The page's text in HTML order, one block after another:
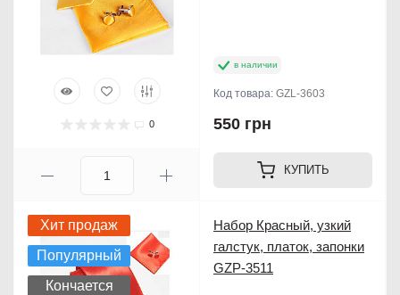
0
в наличии
Код товара: GZL-3603
550 грн
КУПИТЬ
Хит продаж
Популярный
Кончается
Набор Красный, узкий
галстук, платок, запонки
GZP-3511